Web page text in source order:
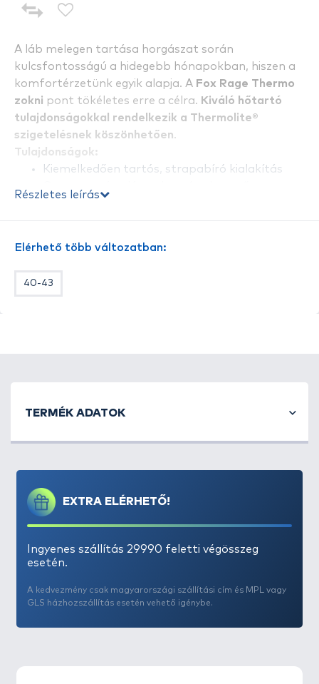
A láb melegen tartása horgászat során
kulcsfontosságú a hidegebb hónapokban, hiszen a
komfortérzetünk egyik alapja. A Fox Rage Thermo
zokni pont tökéletes erre a célra. Kiváló hőtartó
tulajdonságokkal rendelkezik a Thermolite®
szigetelésnek köszönhetően.
Tulajdonságok:
Kiemelkedően tartós, strapabíró kialakítás
Nylon
Részletes leírás
Elérhető több változatban:
40-43
EXTRA ELÉRHETŐ!
Ingyenes szállítás 29990 feletti végösszeg
esetén.
A kedvezmény csak magyarországi szállítási cím és MPL vagy
GLS házhozszállítás esetén vehető igénybe.
TERMÉK ADATOK